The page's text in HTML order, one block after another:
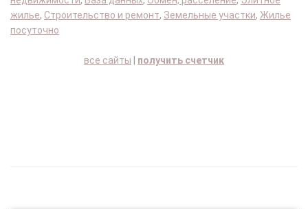
жилье, Строительство и ремонт, Земельные участки, Жилье
посуточно
все сайты получить счетчик